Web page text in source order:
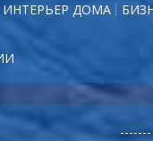
ИНТЕРЬЕР ДОМА
-------